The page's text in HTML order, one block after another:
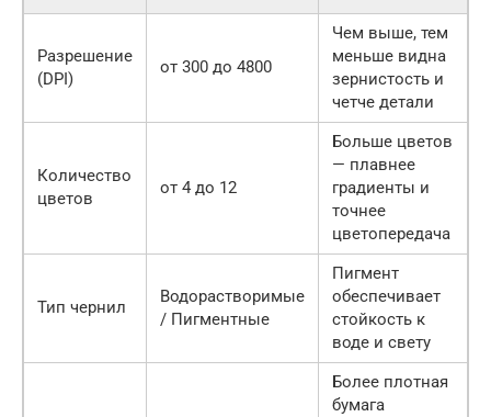
Разрешение
(DPI)
от 300 до 4800
Чем выше, тем
меньше видна
зернистость и
четче детали
Количество
цветов
от 4 до 12
Больше цветов
— плавнее
градиенты и
точнее
цветопередача
Тип чернил
Водорастворимые
/ Пигментные
Пигмент
обеспечивает
стойкость к
воде и свету
Более плотная
бумага